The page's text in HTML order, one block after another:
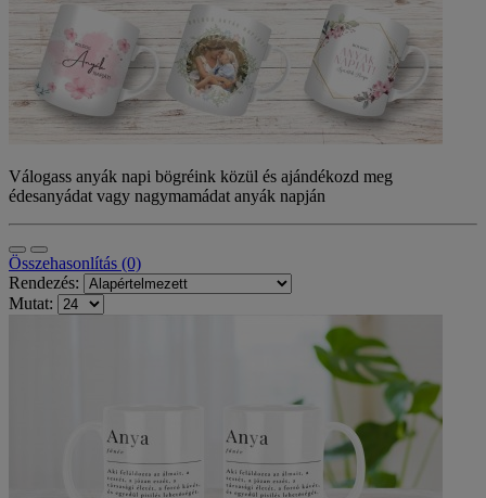
Válogass anyák napi bögréink közül és ajándékozd meg
édesanyádat vagy nagymamádat anyák napján
Összehasonlítás (0)
Rendezés:
Mutat: